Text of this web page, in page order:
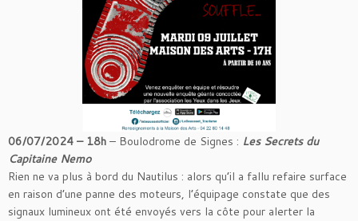
06/07/2024 – 18h – Boulodrome de Signes : Les Secrets du
Capitaine Nemo
Rien ne va plus à bord du Nautilus : alors qu’il a fallu refaire surface
en raison d’une panne des moteurs, l’équipage constate que des
signaux lumineux ont été envoyés vers la côte pour alerter la